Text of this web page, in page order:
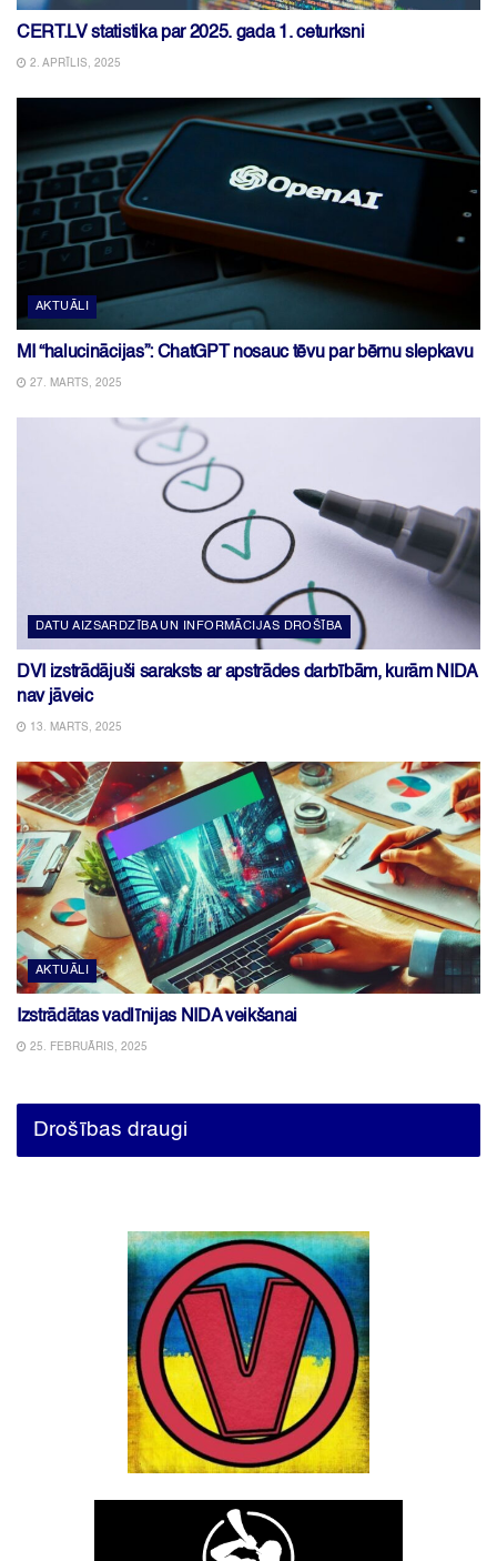
CERT.LV statistika par 2025. gada 1. ceturksni
2. APRĪLIS, 2025
AKTUĀLI
MI “halucinācijas”: ChatGPT nosauc tēvu par bērnu slepkavu
27. MARTS, 2025
DATU AIZSARDZĪBA UN INFORMĀCIJAS DROŠĪBA
DVI izstrādājuši saraksts ar apstrādes darbībām, kurām NIDA
nav jāveic
13. MARTS, 2025
AKTUĀLI
Izstrādātas vadlīnijas NIDA veikšanai
25. FEBRUĀRIS, 2025
Drošības draugi